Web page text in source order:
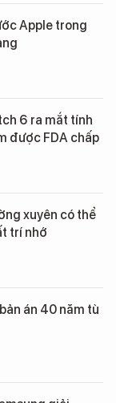
Apple trong
6 ra mắt tính
được FDA chấp
xuyên có thể
trí nhớ
án 40 năm tù